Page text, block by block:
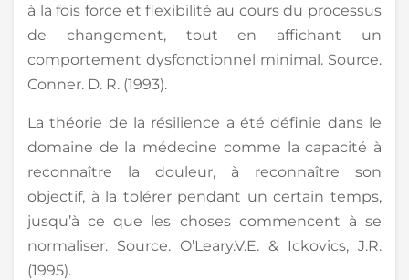
à la fois force et flexibilité au cours du processus
de changement, tout en affichant un
comportement dysfonctionnel minimal. Source.
Conner. D. R. (1993).
La théorie de la résilience a été définie dans le
domaine de la médecine comme la capacité à
reconnaître la douleur, à reconnaître son
objectif, à la tolérer pendant un certain temps,
jusqu’à ce que les choses commencent à se
normaliser. Source. O’Leary.V.E. & Ickovics, J.R.
(1995).